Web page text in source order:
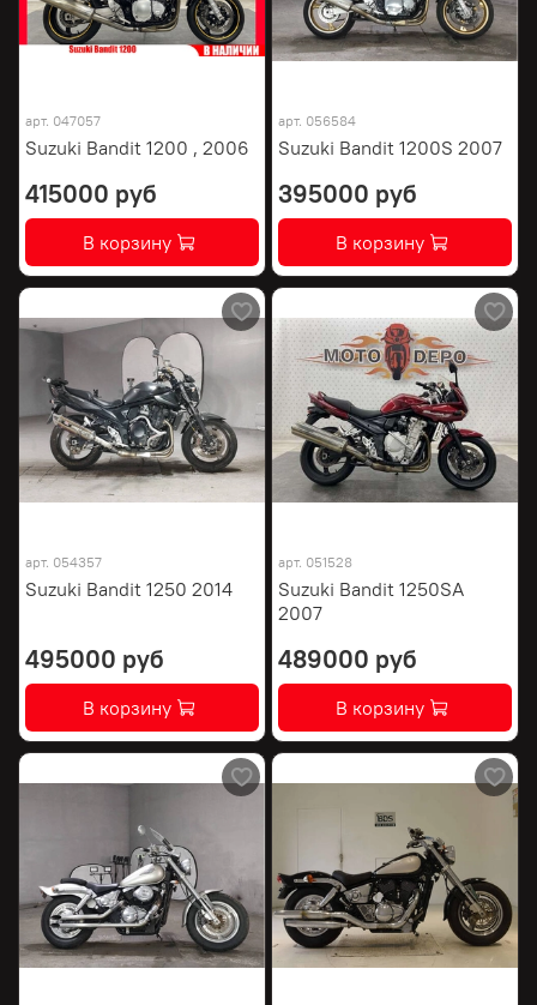
арт. 047057
Suzuki Bandit 1200 , 2006
415000 руб
В корзину
арт. 056584
Suzuki Bandit 1200S 2007
395000 руб
В корзину
арт. 054357
Suzuki Bandit 1250 2014
495000 руб
В корзину
арт. 051528
Suzuki Bandit 1250SA
2007
489000 руб
В корзину